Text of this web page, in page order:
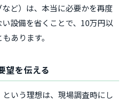
ど）は、本当に必要かを再度
設備を省くことで、10万円以
あります。
望を伝える
という理想は、現場調査時にし